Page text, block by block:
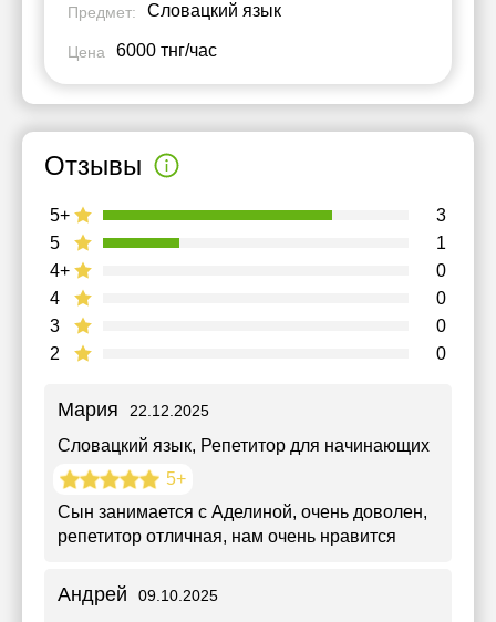
Предмет: Словацкий язык
Цена 6000 тнг/час
Отзывы
2 0
3 0
4 0
4+ 0
5 1
5+ 3
Мария 22.12.2025
Словацкий язык, Репетитор для начинающих
5+
Сын занимается с Аделиной, очень доволен,
репетитор отличная, нам очень нравится
Андрей 09.10.2025